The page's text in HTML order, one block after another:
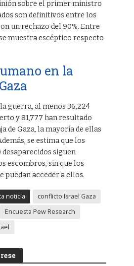
sobre el primer ministro
son definitivos entre los
un rechazo del 90%. Entre
muestra escéptico respecto
en la
guerra, al menos 36,224
y 81,777 han resultado
de Gaza, la mayoría de ellas
se estima que los
desaparecidos siguen
escombros, sin que los
puedan acceder a ellos.
noticia
conflicto Israel Gaza
Encuesta Pew Research